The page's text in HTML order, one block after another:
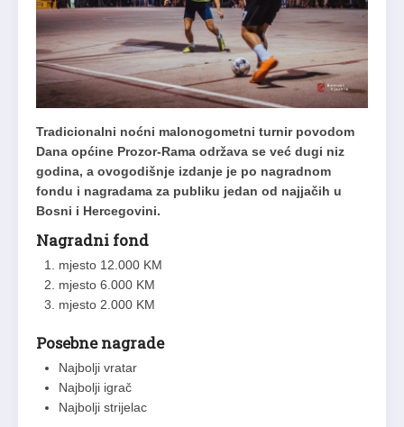
Tradicionalni noćni malonogometni turnir povodom
Dana općine Prozor-Rama održava se već dugi niz
godina, a ovogodišnje izdanje je po nagradnom
fondu i nagradama za publiku jedan od najjačih u
Bosni i Hercegovini.
Nagradni fond
mjesto 12.000 KM
mjesto 6.000 KM
mjesto 2.000 KM
Posebne nagrade
Najbolji vratar
Najbolji igrač
Najbolji strijelac